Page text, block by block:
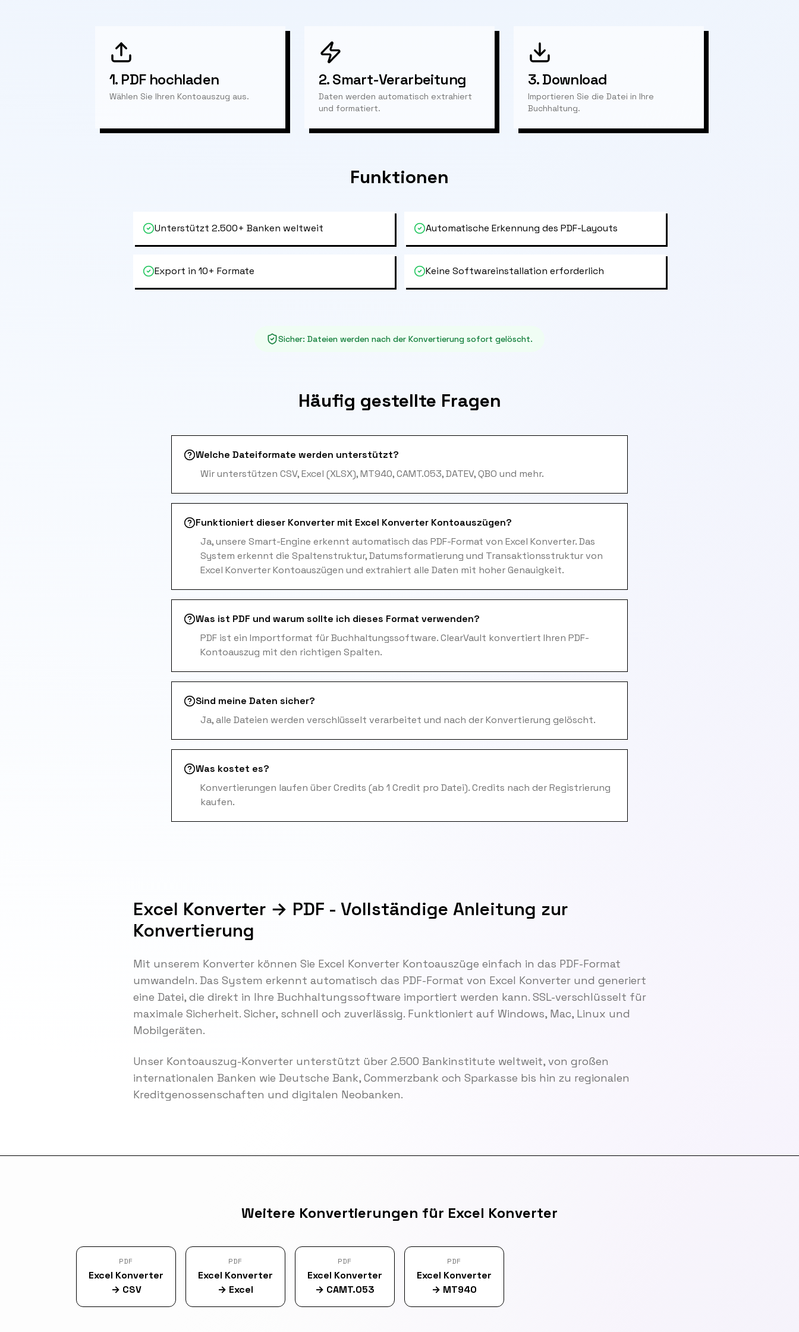
1. PDF hochladen
Wählen Sie Ihren Kontoauszug aus.
2.Smart-Verarbeitung
Daten werden automatisch extrahiert
und formatiert.
3.Download
Importieren Sie die Datei in Ihre
Buchhaltung.
Funktionen
Unterstützt 2.500+ Banken weltweit Automatische Erkennung des PDF-Layouts
Export in 10+ Formate Keine Softwareinstallation erforderlich
Sicher: Dateien werden nach der Konvertierung sofort gelöscht.
Häufig gestellte Fragen
Welche Dateiformate werden unterstützt?
Wir unterstützen CSV, Excel (XLSX), MT940, CAMT.053, DATEV, QBO und mehr.
Funktioniert dieser Konverter mit Excel Konverter Kontoauszügen?
Ja, unsere Smart-Engine erkennt automatisch das PDF-Format von Excel Konverter. Das
System erkennt die Spaltenstruktur, Datumsformatierung und Transaktionsstruktur von
Excel Konverter Kontoauszügen und extrahiert alle Daten mit hoher Genauigkeit.
Was ist PDF und warum sollte ich dieses Format verwenden?
PDF ist ein Importformat für Buchhaltungssoftware. ClearVault konvertiert Ihren PDF-
Kontoauszug mit den richtigen Spalten.
Sind meine Daten sicher?
Ja, alle Dateien werden verschlüsselt verarbeitet und nach der Konvertierung gelöscht.
Was kostet es?
Konvertierungen laufen über Credits (ab 1 Credit pro Datei). Credits nach der Registrierung
kaufen.
Excel Konverter → PDF - Vollständige Anleitung zur
Konvertierung
Mit unserem Konverter können Sie Excel Konverter Kontoauszüge einfach in das PDF-Format
umwandeln. Das System erkennt automatisch das PDF-Format von Excel Konverter und generiert
eine Datei, die direkt in Ihre Buchhaltungssoftware importiert werden kann. SSL-verschlüsselt für
maximale Sicherheit. Sicher, schnell och zuverlässig. Funktioniert auf Windows, Mac, Linux und
Mobilgeräten.
Unser Kontoauszug-Konverter unterstützt über 2.500 Bankinstitute weltweit, von großen
internationalen Banken wie Deutsche Bank, Commerzbank och Sparkasse bis hin zu regionalen
Kreditgenossenschaften und digitalen Neobanken.
Weitere Konvertierungen für Excel Konverter
PDF
Excel Konverter
→ CSV
PDF
Excel Konverter
→ Excel
PDF
Excel Konverter
→ CAMT.053
PDF
Excel Konverter
→ MT940